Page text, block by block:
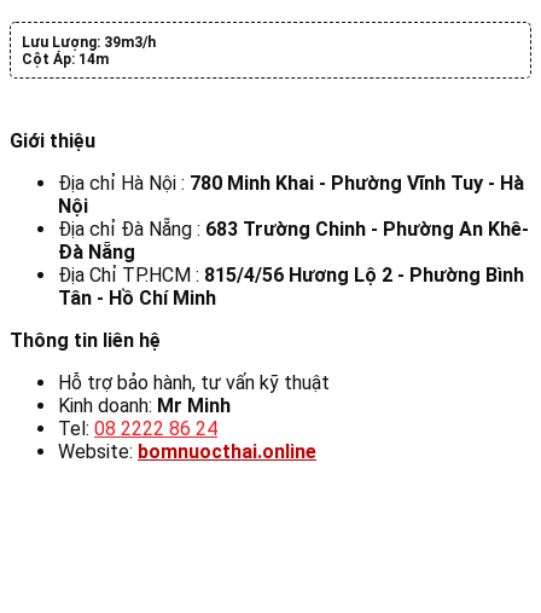
Lưu Lượng: 39m3/h
Cột Áp: 14m
Giới thiệu
Địa chỉ Hà Nội : 780 Minh Khai - Phường Vĩnh Tuy - Hà
Nội
Địa chỉ Đà Nẵng : 683 Trường Chinh - Phường An Khê-
Đà Nẵng
Địa Chỉ TP.HCM : 815/4/56 Hương Lộ 2 - Phường Bình
Tân - Hồ Chí Minh
Thông tin liên hệ
Hỗ trợ bảo hành, tư vấn kỹ thuật
Kinh doanh: Mr Minh
Tel: 08 2222 86 24
Website: bomnuocthai.online